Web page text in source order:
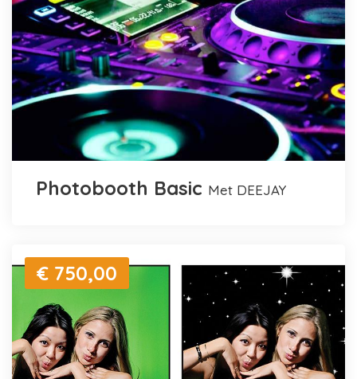
Photobooth Basic met DEEJAY
€ 750,00